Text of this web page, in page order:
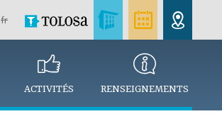
fr
ACTIVITÉS RENSEIGNEMENTS